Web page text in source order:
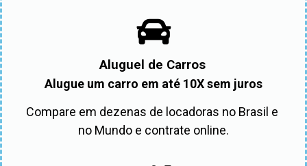
Aluguel de Carros
Alugue um carro em até 10X sem juros
Compare em dezenas de locadoras no Brasil e
no Mundo e contrate online.